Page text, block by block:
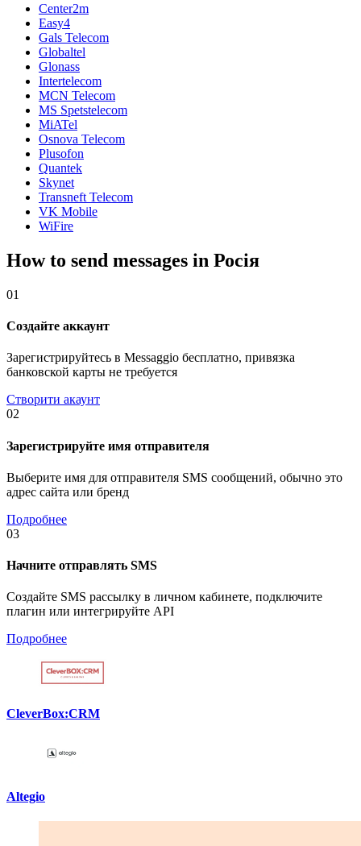
Center2m
Easy4
Gals Telecom
Globaltel
Glonass
Intertelecom
MCN Telecom
MS Spetstelecom
MiATel
Osnova Telecom
Plusofon
Quantek
Skynet
Transneft Telecom
VK Mobile
WiFire
How to send messages in Росія
01
Создайте аккаунт
Зарегистрируйтесь в Messaggio бесплатно, привязка
банковской карты не требуется
Створити акаунт
02
Зарегистрируйте имя отправителя
Выберите имя для отправителя SMS сообщений, обычно это
адрес сайта или бренд
Подробнее
03
Начните отправлять SMS
Создайте SMS рассылку в личном кабинете, подключите
плагин или интегрируйте API
Подробнее
CleverBox:CRM
Altegio